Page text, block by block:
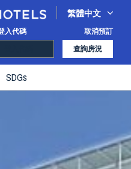
繁體中文
入代碼 取消預訂
查詢房況
SDGs